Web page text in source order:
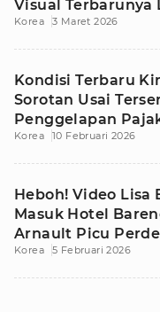
Visual Terbarunya
Korea 3 Maret 2026
Kondisi Terbaru
Sorotan Usai
Penggelapan
Korea 10 Februari 2026
Heboh! Video Lisa
Masuk Hotel
Arnault Picu
Medsos
Korea 5 Februari 2026